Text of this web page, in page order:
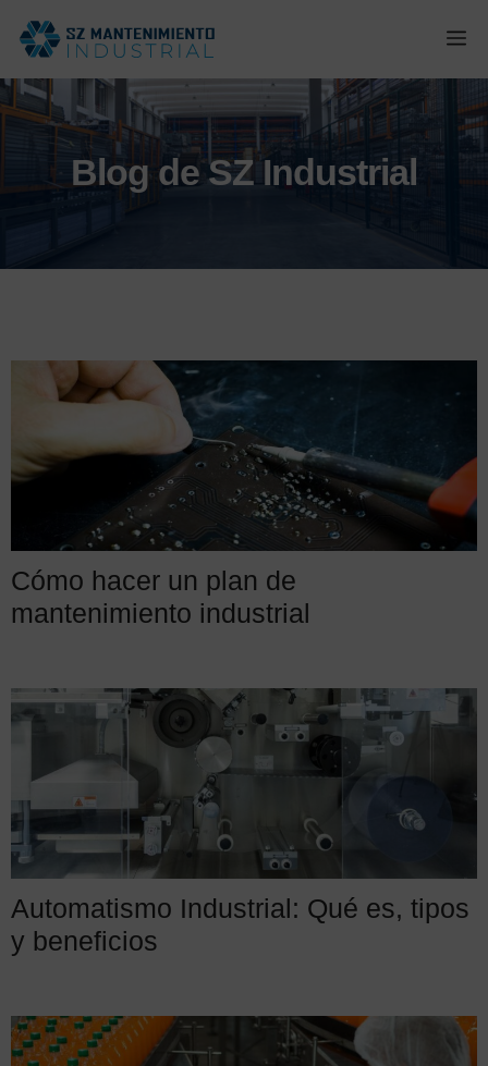
Blog de SZ Industrial
Cómo hacer un plan de
mantenimiento industrial
Automatismo Industrial: Qué es, tipos
y beneficios